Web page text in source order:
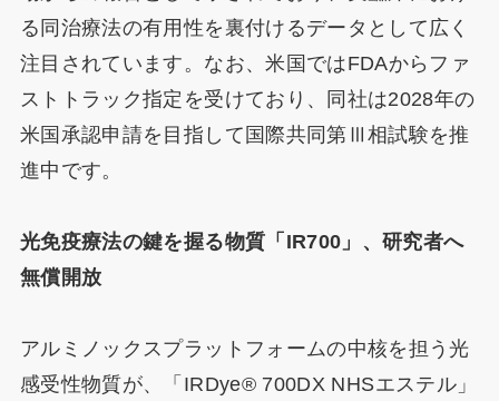
る同治療法の有用性を裏付けるデータとして広く
注目されています。なお、米国ではFDAからファ
ストトラック指定を受けており、同社は2028年の
米国承認申請を目指して国際共同第Ⅲ相試験を推
進中です。
光免疫療法の鍵を握る物質「IR700」、研究者へ
無償開放
アルミノックスプラットフォームの中核を担う光
感受性物質が、「IRDye® 700DX NHSエステル」